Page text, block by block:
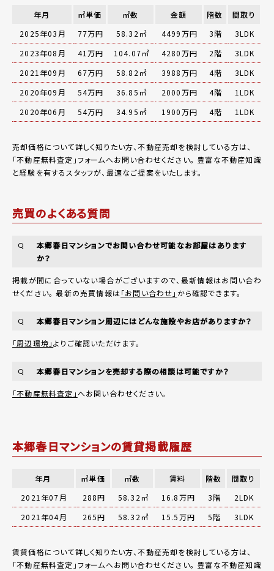
年月 ㎡単価 ㎡数 金額 階数
間取り
2025年03月
77万円 58.32㎡ 4499万円 3階
3LDK
2023年08月
41万円 104.07㎡ 4280万円 2階
3LDK
2021年09月
67万円 58.82㎡ 3988万円 4階
3LDK
2020年09月
54万円 36.85㎡ 2000万円 4階
1LDK
2020年06月
54万円 34.95㎡ 1900万円 4階 1LDK
売却価格について詳しく知りたい方、不動産売却を検討している方は、
「不動産無料査定 」フォームへお問い合わせください。 豊富な不動産知識
と経験を有するスタッフが、最適なご提案をいたします。
売買のよくある質問
Q
本郷春日マンションでお問い合わせ可能なお部屋はあります
か？
掲載が間に合っていない場合がございますので、最新情報はお問い合わ
せください。 最新の売買情報は「お問い合わせ」 から確認できます。
Q 本郷春日マンション周辺にはどんな施設やお店がありますか？
「周辺環境」よりご確認いただけます。
Q 本郷春日マンションを売却する際の相談は可能ですか？
「不動産無料査定」へお問い合わせください。
本郷春日マンションの賃貸掲載履歴
年月 ㎡単価 ㎡数 賃料 階数
間取り
2021年07月
288円 58.32㎡ 16.8万円 3階
2LDK
2021年04月
265円 58.32㎡ 15.5万円 5階 3LDK
賃貸価格について詳しく知りたい方、不動産売却を検討している方は、
「不動産無料査定 」フォームへお問い合わせください。 豊富な不動産知識